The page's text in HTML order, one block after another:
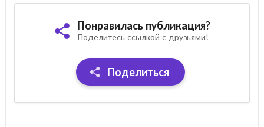
Понравилась публикация?
Поделитесь ссылкой с друзьями!
Поделиться